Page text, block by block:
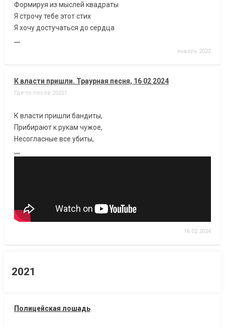
Формируя из мыслей квадраты
Я строчу тебе этот стих
Я хочу достучаться до сердца
январь 2022
К власти пришли. Траурная песня, 16 02 2024
Где-то после 20221
К власти пришли бандиты,
Прибирают к рукам чужое,
Несогласные все убиты,
16.02.2024
2021
Полицейская лошадь